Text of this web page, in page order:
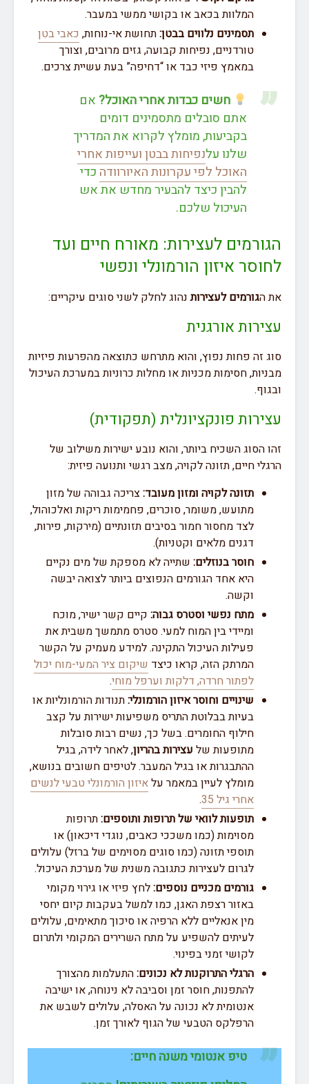
המלוות בכאב או בקושי ממשי במעבר.
תסמינים נלווים בבטן:תחושת אי-נוחות, כאבי בטן
טורדניים, נפיחות קבועה, גזים מרובים, וצורך
במאמץ פיזי כבד או “דחיפה” בעת עשיית צרכים.
חשים כבדות אחרי האוכל? אם
אתם סובלים מתסמינים דומים
בקביעות, מומלץ לקרוא את המדריך
שלנו עלנפיחות בבטן ועייפות אחרי
האוכל לפי עקרונות האיורוודה כדי
להבין כיצד להבעיר מחדש את אש
העיכול שלכם.
הגורמים לעצירות: מאורח חיים ועד
לחוסר איזון הורמונלי ונפשי
את הגורמים לעצירותנהוג לחלק לשני סוגים עיקריים:
עצירות אורגנית
סוג זה פחות נפוץ, והוא מתרחש כתוצאה מהפרעות פיזיות
מבניות, חסימות מכניות או מחלות כרוניות במערכת העיכול
ובגוף.
עצירות פונקציונלית (תפקודית)
זהו הסוג השכיח ביותר, והוא נובע ישירות משילוב של
הרגלי חיים, תזונה לקויה, מצב רגשי ותנועה פיזית:
תזונה לקויה ומזון מעובד:צריכה גבוהה של מזון
מתועש, משומר, סוכרים, פחמימות ריקות ואלכוהול,
לצד מחסור חמור בסיבים תזונתיים (מירקות, פירות,
דגנים מלאים וקטניות).
חוסר בנוזלים: שתייה לא מספקת של מים נקיים
היא אחד הגורמים הנפוצים ביותר לצואה יבשה
וקשה.
מתח נפשי וסטרס גבוה: קיים קשר ישיר, מוכח
ומיידי בין המוח למעי. סטרס מתמשך משבית את
פעילות העיכול התקינה. למידע מעמיק על הקשר
המרתק הזה, קראו כיצד שיקום ציר המעי-מוח יכול
לפתור חרדה, דלקות וערפל מוחי.
שינויים וחוסר איזון הורמונלי:תנודות הורמונליות או
בעיות בבלוטת התריס משפיעות ישירות על קצב
חילוף החומרים. בשל כך, נשים רבות סובלות
מתופעות של עצירות בהריון, לאחר לידה, בגיל
ההתבגרות או בגיל המעבר. לטיפים חשובים בנושא,
מומלץ לעיין במאמר עלאיזון הורמונלי טבעי לנשים
אחרי גיל 35
.
תופעות לוואי של תרופות ותוספים:תרופות
מסוימות (כמו משככי כאבים, נוגדי דיכאון) או
תוספי תזונה (כמו סוגים מסוימים של ברזל) עלולים
לגרום לעצירות כתגובה משנית של מערכת העיכול.
גורמים מכניים נוספים:לחץ פיזי או גירוי מקומי
באזור רצפת האגן, כמו למשל בעקבות קיום יחסי
מין אנאליים ללא הרפיה או סיכוך מתאימים, עלולים
לעיתים להשפיע על מתח השרירים המקומי ולתרום
לקושי זמני בפינוי.
הרגלי התרוקנות לא נכונים:התעלמות מהצורך
להתפנות, חוסר זמן וסביבה לא נינוחה, או ישיבה
אנטומית לא נכונה על האסלה, עלולים לשבש את
הרפלקס הטבעי של הגוף לאורך זמן.
טיפ אנטומי משנה חיים: